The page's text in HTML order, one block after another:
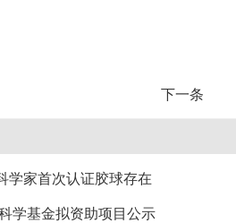
下一条
学家首次认证胶球存在
学基金拟资助项目公示